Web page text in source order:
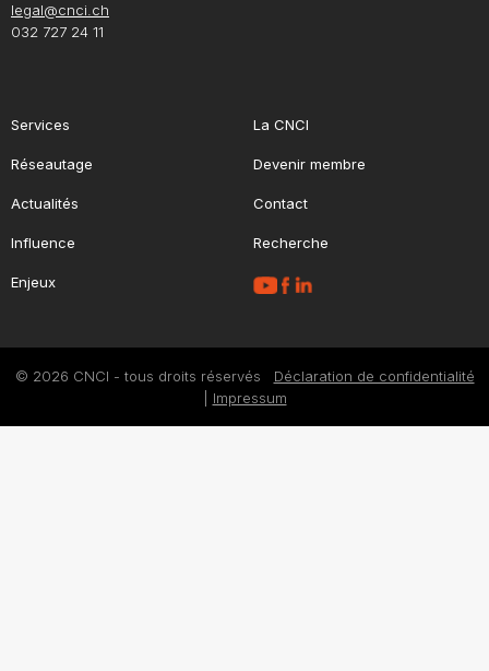
legal@cnci.ch
032 727 24 11
Services
Réseautage
Actualités
Influence
Enjeux
La CNCI
Devenir membre
Contact
Recherche
© 2026 CNCI - tous droits réservés Déclaration de confidentialité
Impressum